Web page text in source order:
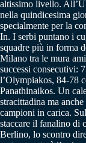
altissimo livello.
nella quindicesima
specialmente per la
In. I serbi puntano i
squadre più in forma
Milano tra le mura
successi consecutivi:
l’Olympiakos, 84-78
Panathinaikos. Un
stracittadina ma
campioni in carica.
staccare il fanalino di
Berlino, lo scontro